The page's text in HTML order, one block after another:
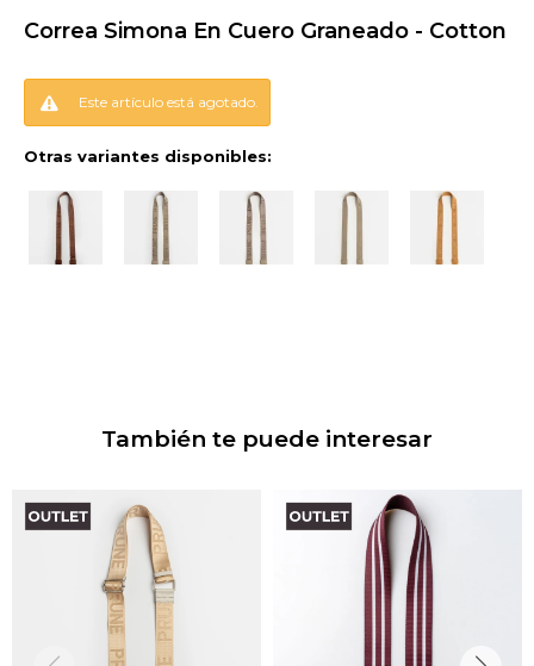
Correa Simona En Cuero Graneado - Cotton
Este artículo está agotado.
Otras variantes disponibles:
También te puede interesar